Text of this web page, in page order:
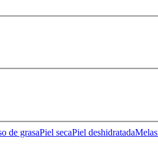
de grasaPiel secaPiel deshidratada